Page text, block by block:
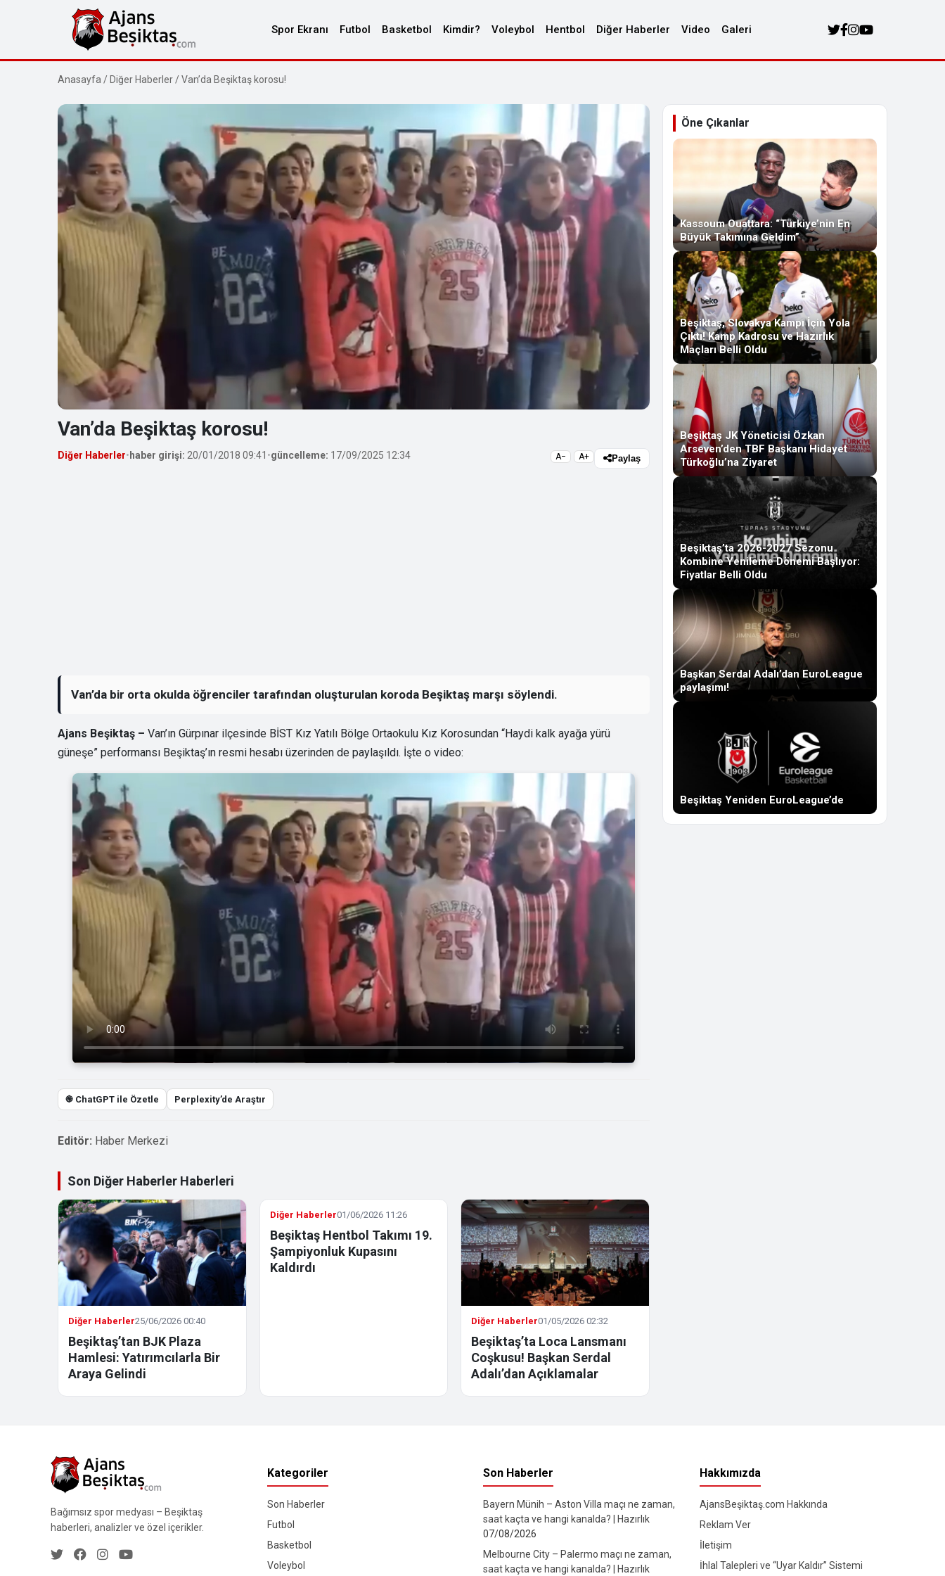
Spor Ekranı Futbol Basketbol Kimdir? Voleybol Hentbol Diğer Haberler Video Galeri
Anasayfa / Diğer Haberler /Van’da Beşiktaş korosu!
Van’da Beşiktaş korosu!
Diğer Haberler• haber girişi: 20/01/2018 09:41 •güncelleme: 17/09/2025 12:34 A− A+ Paylaş
Van’da bir orta okulda öğrenciler tarafından oluşturulan koroda Beşiktaş marşı söylendi.
Ajans Beşiktaş – Van’ın Gürpınar ilçesinde BİST Kız Yatılı Bölge Ortaokulu Kız Korosundan “Haydi kalk ayağa yürü
güneşe” performansı Beşiktaş’ın resmi hesabı üzerinden de paylaşıldı. İşte o video:
֎ ChatGPT ile Özetle Perplexity’de Araştır
Editör: Haber Merkezi
Son Diğer Haberler Haberleri
Diğer Haberler25/06/2026 00:40
Beşiktaş’tan BJK Plaza
Hamlesi: Yatırımcılarla Bir
Araya Gelindi
Diğer Haberler01/06/2026 11:26
Beşiktaş Hentbol Takımı 19.
Şampiyonluk Kupasını
Kaldırdı
Diğer Haberler01/05/2026 02:32
Beşiktaş’ta Loca Lansmanı
Coşkusu! Başkan Serdal
Adalı’dan Açıklamalar
Öne Çıkanlar
Kassoum Ouattara: “Türkiye’nin En
Büyük Takımına Geldim”
Beşiktaş, Slovakya Kampı İçin Yola
Çıktı! Kamp Kadrosu ve Hazırlık
Maçları Belli Oldu
Beşiktaş JK Yöneticisi Özkan
Arseven’den TBF Başkanı Hidayet
Türkoğlu’na Ziyaret
Beşiktaş’ta 2026-2027 Sezonu
Kombine Yenileme Dönemi Başlıyor:
Fiyatlar Belli Oldu
Başkan Serdal Adalı’dan EuroLeague
paylaşımı!
Beşiktaş Yeniden EuroLeague’de
Bağımsız spor medyası – Beşiktaş
haberleri, analizler ve özel içerikler.
Kategoriler
Son Haberler
Futbol
Basketbol
Voleybol
Son Haberler
Bayern Münih – Aston Villa maçı ne zaman,
saat kaçta ve hangi kanalda? | Hazırlık
07/08/2026
Melbourne City – Palermo maçı ne zaman,
saat kaçta ve hangi kanalda? | Hazırlık
Hakkımızda
AjansBeşiktaş.com Hakkında
Reklam Ver
İletişim
İhlal Talepleri ve “Uyar Kaldır” Sistemi